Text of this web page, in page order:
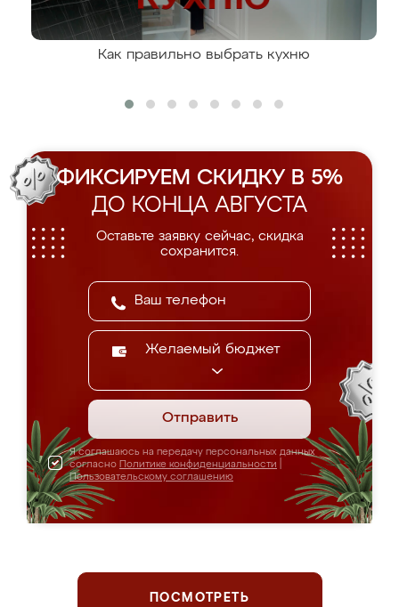
Как правильно выбрать кухню
ФИКСИРУЕМ СКИДКУ В 5%
ДО КОНЦА АВГУСТА
Оставьте заявку сейчас, скидка
сохранится.
Желаемый бюджет
Отправить
Я соглашаюсь на передачу персональных данных
согласно Политике конфиденциальности
Пользовательскому соглашению
ПОСМОТРЕТЬ